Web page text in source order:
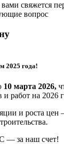
свяжется
вопрос
2025 года!
10 марта 2026,
и работ на 2026
и роста
— за наш счет!